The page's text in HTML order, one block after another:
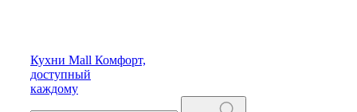
Кухни Mall Комфорт,
доступный
каждому